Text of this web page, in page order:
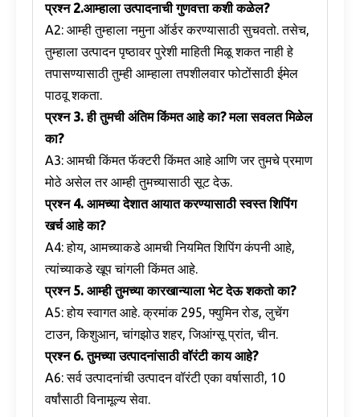
प्रश्न2.आम्हाला उत्पादनाची गुणवत्ता कशी कळेल?
A2: आम्ही तुम्हाला नमुना ऑर्डर करण्यासाठी सुचवतो. तसेच,
तुम्हाला उत्पादन पृष्ठावर पुरेशी माहिती मिळू शकत नाही हे
तपासण्यासाठी तुम्ही आम्हाला तपशीलवार फोटोंसाठी ईमेल
पाठवू शकता.
प्रश्न 3. ही तुमची अंतिम किंमत आहे का? मला सवलत मिळेल
का?
A3: आमची किंमत फॅक्टरी किंमत आहे आणि जर तुमचे प्रमाण
मोठे असेल तर आम्ही तुमच्यासाठी सूट देऊ.
प्रश्न 4. आमच्या देशात आयात करण्यासाठी स्वस्त शिपिंग
खर्च आहे का?
A4: होय, आमच्याकडे आमची नियमित शिपिंग कंपनी आहे,
त्यांच्याकडे खूप चांगली किंमत आहे.
प्रश्न 5. आम्ही तुमच्या कारखान्याला भेट देऊ शकतो का?
A5: होय स्वागत आहे. क्रमांक 295, फ्युमिन रोड, लुचेंग
टाउन, किशुआन, चांगझोउ शहर, जिआंग्सू प्रांत, चीन.
प्रश्न 6. तुमच्या उत्पादनांसाठी वॉरंटी काय आहे?
A6: सर्व उत्पादनांची उत्पादन वॉरंटी एका वर्षासाठी, 10
वर्षांसाठी विनामूल्य सेवा.